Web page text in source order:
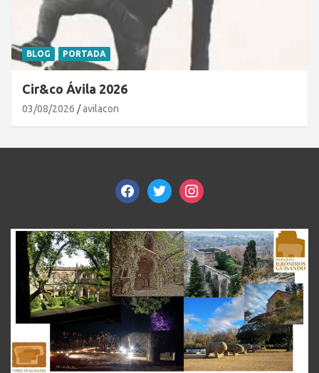
BLOG PORTADA
Cir&co Ávila 2026
03/08/2026 avilacon
facebooktwitterinstagram